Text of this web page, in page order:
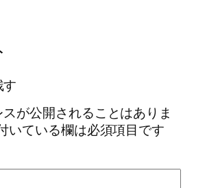
す
が公開されることはありま
いている欄は必須項目です